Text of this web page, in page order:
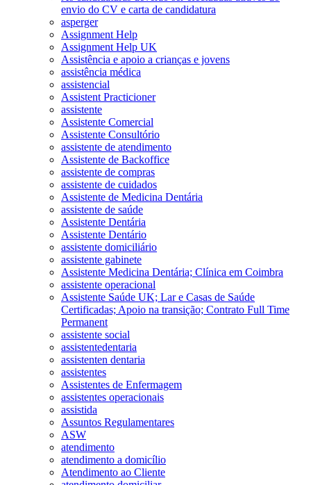
envio do CV e carta de candidatura
asperger
Assignment Help
Assignment Help UK
Assistência e apoio a crianças e jovens
assistência médica
assistencial
Assistent Practicioner
assistente
Assistente Comercial
Assistente Consultório
assistente de atendimento
Assistente de Backoffice
assistente de compras
assistente de cuidados
Assistente de Medicina Dentária
assistente de saúde
Assistente Dentária
Assistente Dentário
assistente domiciliário
assistente gabinete
Assistente Medicina Dentária; Clínica em Coimbra
assistente operacional
Assistente Saúde UK; Lar e Casas de Saúde
Certificadas; Apoio na transição; Contrato Full Time
Permanent
assistente social
assistentedentaria
assistenten dentaria
assistentes
Assistentes de Enfermagem
assistentes operacionais
assistida
Assuntos Regulamentares
ASW
atendimento
atendimento a domicílio
Atendimento ao Cliente